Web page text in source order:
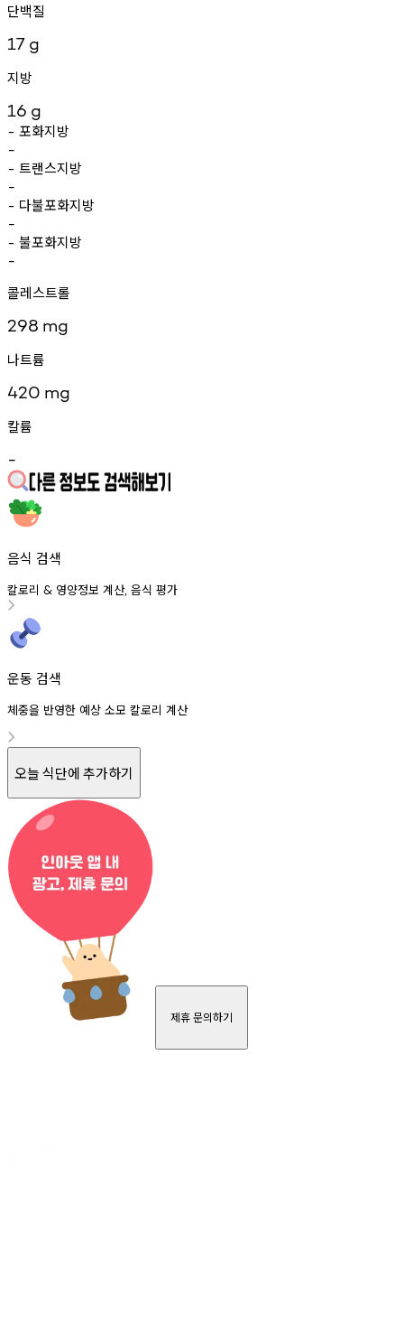
단백질
17 g
지방
16 g
- 포화지방
-
- 트랜스지방
-
- 다불포화지방
-
- 불포화지방
-
콜레스트롤
298 mg
나트륨
420 mg
칼륨
-
음식 검색
칼로리 & 영양정보 계산, 음식 평가
운동 검색
체중을 반영한 예상 소모 칼로리 계산
오늘 식단에 추가하기
제휴 문의하기